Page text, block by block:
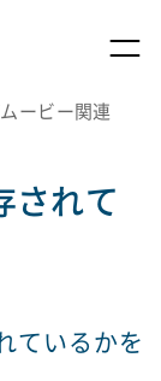
ービー関連
されて
ているかを